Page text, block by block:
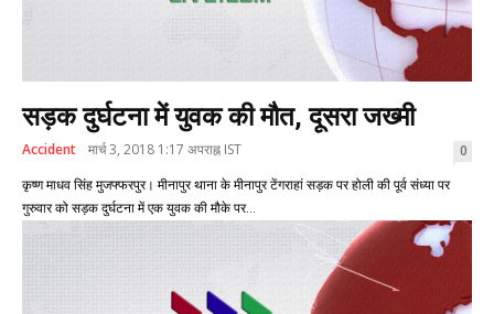
सड़क दुर्घटना में युवक की मौत, दूसरा जख्मी
Accident मार्च 3, 2018 1:17 अपराह्न IST 0
कृष्ण माधव सिंह मुजफ्फरपुर। मीनापुर थाना के मीनापुर टेंगराहां सड़क पर होली की पूर्व संध्या पर
गुरुवार को सड़क दुर्घटना में एक युवक की मौके पर...